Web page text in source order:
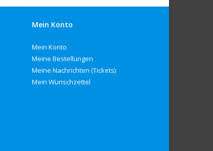
Mein Konto
Mein Konto
Meine Bestellungen
Meine Nachrichten (Tickets)
Mein Wunschzettel